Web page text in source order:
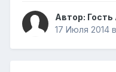
Автор: Гость
17 Июля 2014 в